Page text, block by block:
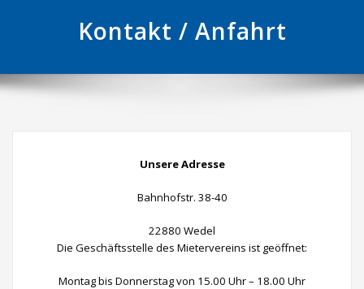
Kontakt / Anfahrt
Unsere Adresse
Bahnhofstr. 38-40
22880 Wedel
Die Geschäftsstelle des Mietervereins ist geöffnet:
Montag bis Donnerstag von 15.00 Uhr – 18.00 Uhr